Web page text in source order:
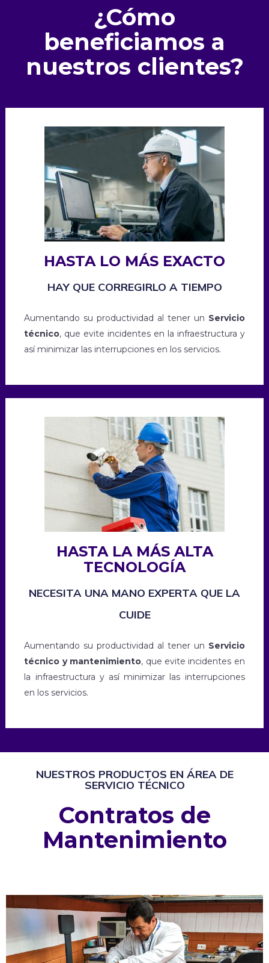
¿Cómo
beneficiamos a
nuestros clientes?
HASTA LO MÁS EXACTO
HAY QUE CORREGIRLO A TIEMPO
Aumentando su productividad al tener un Servicio
técnico, que evite incidentes en la infraestructura y
así minimizar las interrupciones en los servicios.
HASTA LA MÁS ALTA
TECNOLOGÍA
NECESITA UNA MANO EXPERTA QUE LA
CUIDE
Aumentando su productividad al tener un Servicio
técnico y mantenimiento, que evite incidentes en
la infraestructura y así minimizar las interrupciones
en los servicios.
NUESTROS PRODUCTOS EN ÁREA DE
SERVICIO TÉCNICO
Contratos de
Mantenimiento